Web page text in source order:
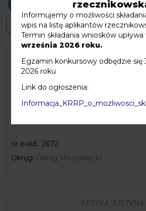
Szukaj
Generalna nr 908211477898
2021 r. w Warszawie z
nr ewid.: 2672
Okręg: Okręg Mazowiecki
AFTYKA JUSTYNA
Informujemy o możliwości
wpis na listę aplikantów
Termin składania wniosków
września 2026 roku.
Egzamin konkursowy odbędzie się
2026 roku
Link do ogłoszenia: